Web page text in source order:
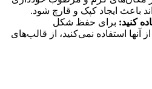
باعث ایجاد کپک و قارچ شود.
کنید: برای حفظ شکل
آنها استفاده نمی‌کنید، از قالب‌های